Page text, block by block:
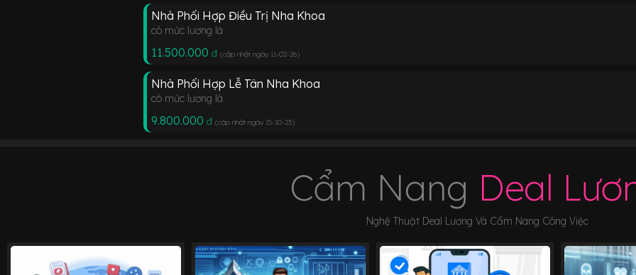
Nhà Phối Hợp Điều Trị Nha Khoa
có mức lương là
11.500.000 đ (cập nhật ngày 11-02-26)
Nhà Phối Hợp Lễ Tân Nha Khoa
có mức lương là
9.800.000 đ (cập nhật ngày 15-10-23)
Cẩm Nang Deal
Nghệ Thuật Deal Lương Và Cẩm Nang Công Việc